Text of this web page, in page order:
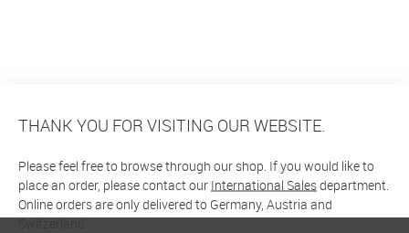
THANK YOU FOR VISITING OUR WEBSITE.
Please feel free to browse through our shop. If you would like to
place an order, please contact our International Salesdepartment.
Online orders are only delivered to Germany, Austria and
Switzerland